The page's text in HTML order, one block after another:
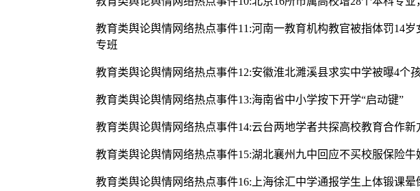
教育类舆论舆情网络热点事件11:河南一教育机构教官被指体罚14
专班
教育类舆论舆情网络热点事件12:安徽淮北濉溪县求实中学被曝4个
教育类舆论舆情网络热点事件13:海南省中小学按下开学“启动键”
教育类舆论舆情网络热点事件14:云台两地学者共探高校教育合作新
教育类舆论舆情网络热点事件15:湖北襄州九中回应不买校服保险
教育类舆论舆情网络热点事件16:上海徐汇中学通报学生上体锻课